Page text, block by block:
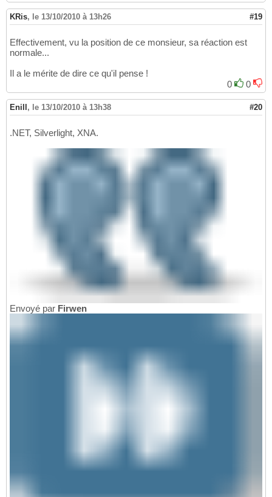
KRis, le 13/10/2010 à 13h26 #19
Effectivement, vu la position de ce monsieur, sa réaction est
normale...
Il a le mérite de dire ce qu'il pense !
0
0
Enill , le 13/10/2010 à 13h38 #20
.NET, Silverlight, XNA.
Envoyé par Firwen